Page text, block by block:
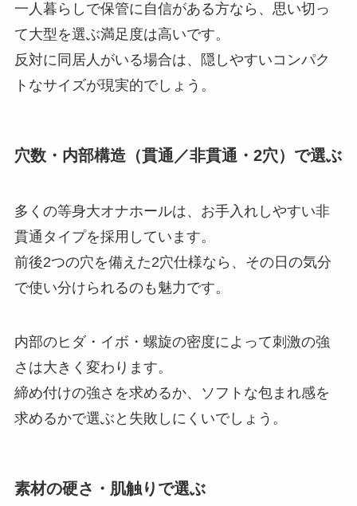
一人暮らしで保管に自信がある方なら、思い切っ
て大型を選ぶ満足度は高いです。
反対に同居人がいる場合は、隠しやすいコンパク
トなサイズが現実的でしょう。
穴数・内部構造（貫通／非貫通・2穴）で選ぶ
多くの等身大オナホールは、お手入れしやすい非
貫通タイプを採用しています。
前後2つの穴を備えた2穴仕様なら、その日の気分
で使い分けられるのも魅力です。
内部のヒダ・イボ・螺旋の密度によって刺激の強
さは大きく変わります。
締め付けの強さを求めるか、ソフトな包まれ感を
求めるかで選ぶと失敗しにくいでしょう。
素材の硬さ・肌触りで選ぶ